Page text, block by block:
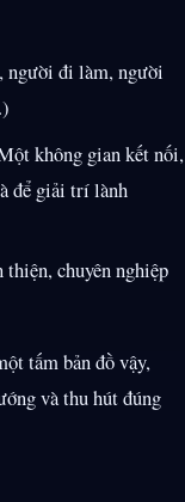
người đi làm, người
không gian kết nối,
để giải trí lành
thiện, chuyên nghiệp
tấm bản đồ vậy,
và thu hút đúng